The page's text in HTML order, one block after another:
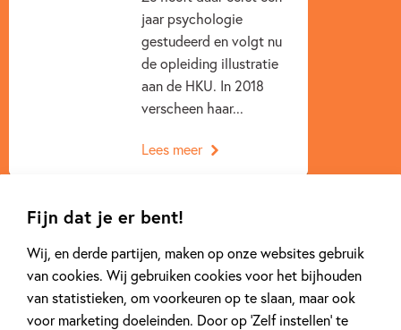
Fijn dat je er bent!
Wij, en derde partijen, maken op onze websites gebruik
van cookies. Wij gebruiken cookies voor het bijhouden
van statistieken, om voorkeuren op te slaan, maar ook
voor marketing doeleinden. Door op ‘Zelf instellen’ te
jaar psychologie
gestudeerd en volgt nu
de opleiding illustratie
aan de HKU. In 2018
verscheen haar...
Lees meer
Gerelateerde artikelen